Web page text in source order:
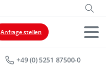
Anfrage stellen
+49 (0) 5251 87500-0